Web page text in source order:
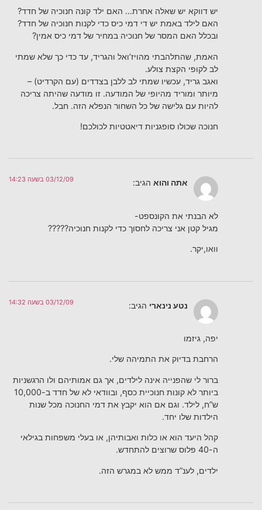
יש דווקא יש שאלה אחרת… האם ילד קונה חנוכיה של חדד?
האם לילד באמת יש די דמי כיס כדי לקנות חנוכיה של חדד?
ובכלל האם המסר של חנוכיה במחיר של דמי כיס אמין?
האמת, שהתלהבתי מהויז’ואל והגריד, עד כדי כך שלא שמתי
לב לקופי הקצת צולע.
ואגב גריד, עכשיו שמתי לב ללבן בצדדים (עם הקרדיט) –
מיותר ומוריד מהיופי של המודעה. זו מודעה שהיתה צריכה
להיות עם גלישה של כל השחור הנפלא הזה. חבל.
חנוכה שכולו סופגניות דיאטטיות לכולכם!
אתה והוא הגיב: 03/12/09 בשעה 14:23
לא הבנתי את הקונספט-
מגיל קטן אני צריכה לחסוך כדי לקנות חנוכיה?????
וואו,יקר.
נטע נינארי הגיב: 03/12/09 בשעה 14:32
יפה, גיזמו
הרחבת בדיוק את התמיהה שלי.
ברור לי שהפנייה אינה לילדים, אך גם אמותיהם ולו הרגשניות
ביותר לא קונות חנוכיית כסף, ובוודאי לא של חדד ב-10,000
ש”ח, לילד. וגם אם הוא יקבץ את דמי החנוכה מכל שנות
הילדות שלו יחד.
קהל היעד הוא או כלות ואבותיהן, או בעלי משפחות בגילאי
ה-40 פלוס שרוצים להתחדש.
ילדים, לענ”ד ממש לא במגרש הזה.